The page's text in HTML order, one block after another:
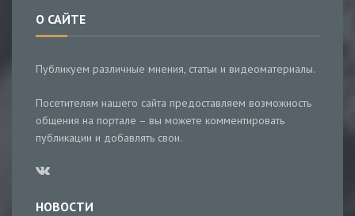
О САЙТЕ
Публикуем различные мнения, статьи и видеоматериалы.
Посетителям нашего сайта предоставляем возможность
общения на портале – вы можете комментировать
публикации и добавлять свои.
НОВОСТИ